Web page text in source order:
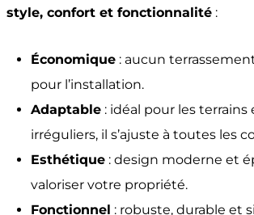
style, confort et fonctionnalité:
Économique: aucun
pour l’installation.
Adaptable: idéal pour les terrains
irréguliers, il s’ajuste à toutes les
Esthétique: design moderne et
valoriser votre propriété.
Fonctionnel : robuste, durable et